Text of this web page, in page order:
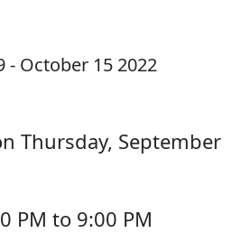
- October 15 2022
Thursday, September
PM to 9:00 PM